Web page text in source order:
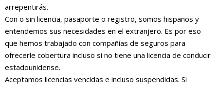
arrepentirás.
Con o sin licencia, pasaporte o registro, somos hispanos y
entendemos sus necesidades en el extranjero. Es por eso
que hemos trabajado con compañías de seguros para
ofrecerle cobertura incluso si no tiene una licencia de conducir
estadounidense.
Aceptamos licencias vencidas e incluso suspendidas. Si